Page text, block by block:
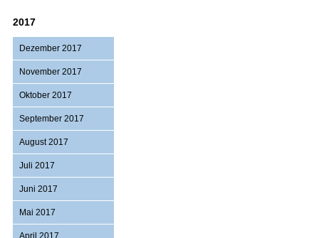
2017
Dezember 2017
November 2017
Oktober 2017
September 2017
August 2017
Juli 2017
Juni 2017
Mai 2017
April 2017